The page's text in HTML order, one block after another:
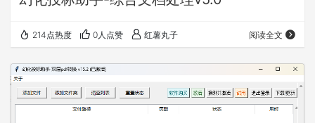
214点热度 0人点赞 红薯丸子 阅读全文